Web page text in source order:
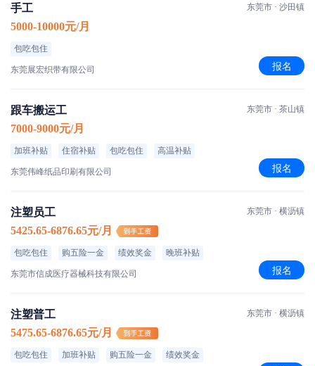
手工
5000-10000元/月
包吃包住
东莞展宏织带有限公司
东莞市 · 沙田镇
报名
跟车搬运工
7000-9000元/月
加班补贴 住宿补贴 包吃包住 高温补贴
东莞伟峰纸品印刷有限公司
东莞市 · 茶山镇
报名
注塑员工
5425.65-6876.65元/月
包吃包住 购五险一金 绩效奖金 晚班补贴
东莞市信成医疗器械科技有限公司
东莞市 · 横沥镇
报名
注塑普工
5475.65-6876.65元/月
包吃包住 加班补贴 购五险一金 绩效奖金
东莞市 · 横沥镇